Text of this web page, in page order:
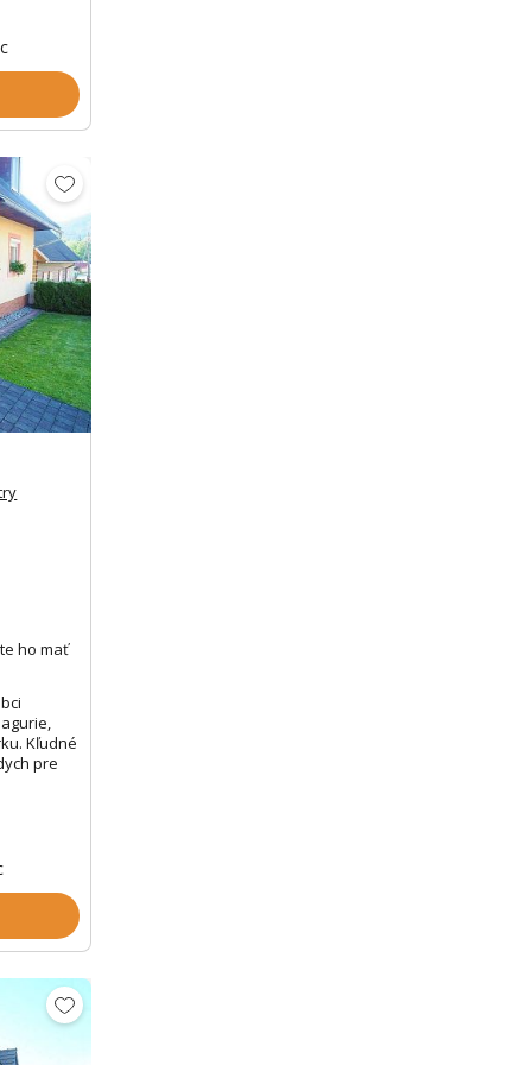
ho mať
Kľudné
pre